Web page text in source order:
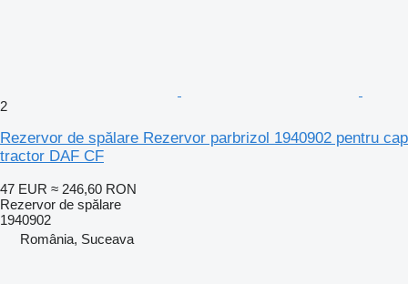
2
Rezervor de spălare Rezervor parbrizol 1940902 pentru cap
tractor DAF CF
47 EUR ≈ 246,60 RON
Rezervor de spălare
1940902
România, Suceava